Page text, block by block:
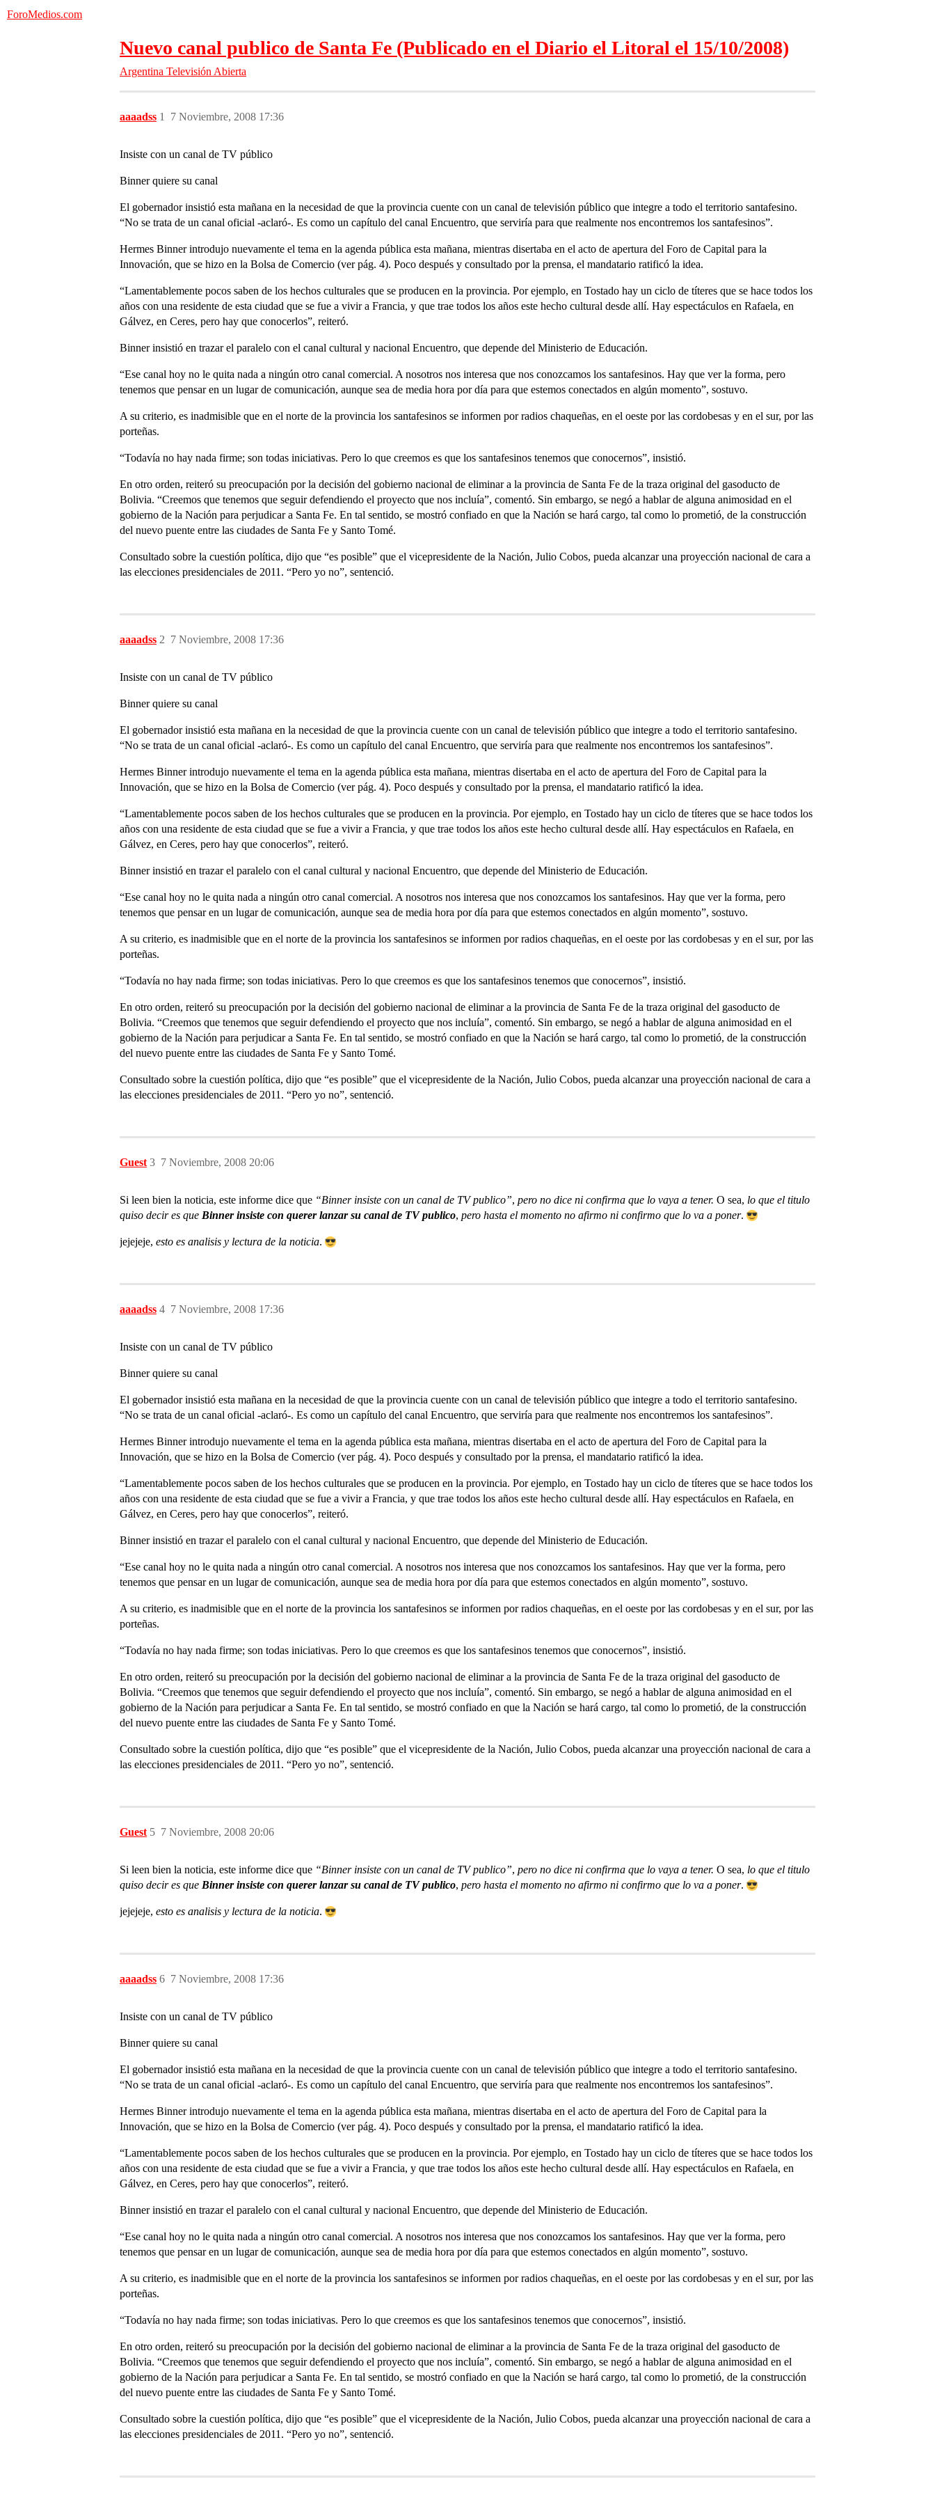
ForoMedios.com
Nuevo canal publico de Santa Fe (Publicado en el Diario el Litoral el 15/10/2008)
Argentina Televisión Abierta
aaaadss 7 Noviembre, 2008 17:36
1
Insiste con un canal de TV público
Binner quiere su canal
El gobernador insistió esta mañana en la necesidad de que la provincia cuente con un canal de televisión público que integre a todo el territorio santafesino.
“No se trata de un canal oficial -aclaró-. Es como un capítulo del canal Encuentro, que serviría para que realmente nos encontremos los santafesinos”.
Hermes Binner introdujo nuevamente el tema en la agenda pública esta mañana, mientras disertaba en el acto de apertura del Foro de Capital para la
Innovación, que se hizo en la Bolsa de Comercio (ver pág. 4). Poco después y consultado por la prensa, el mandatario ratificó la idea.
“Lamentablemente pocos saben de los hechos culturales que se producen en la provincia. Por ejemplo, en Tostado hay un ciclo de títeres que se hace todos los
años con una residente de esta ciudad que se fue a vivir a Francia, y que trae todos los años este hecho cultural desde allí. Hay espectáculos en Rafaela, en
Gálvez, en Ceres, pero hay que conocerlos”, reiteró.
Binner insistió en trazar el paralelo con el canal cultural y nacional Encuentro, que depende del Ministerio de Educación.
“Ese canal hoy no le quita nada a ningún otro canal comercial. A nosotros nos interesa que nos conozcamos los santafesinos. Hay que ver la forma, pero
tenemos que pensar en un lugar de comunicación, aunque sea de media hora por día para que estemos conectados en algún momento”, sostuvo.
A su criterio, es inadmisible que en el norte de la provincia los santafesinos se informen por radios chaqueñas, en el oeste por las cordobesas y en el sur, por las
porteñas.
“Todavía no hay nada firme; son todas iniciativas. Pero lo que creemos es que los santafesinos tenemos que conocernos”, insistió.
En otro orden, reiteró su preocupación por la decisión del gobierno nacional de eliminar a la provincia de Santa Fe de la traza original del gasoducto de
Bolivia. “Creemos que tenemos que seguir defendiendo el proyecto que nos incluía”, comentó. Sin embargo, se negó a hablar de alguna animosidad en el
gobierno de la Nación para perjudicar a Santa Fe. En tal sentido, se mostró confiado en que la Nación se hará cargo, tal como lo prometió, de la construcción
del nuevo puente entre las ciudades de Santa Fe y Santo Tomé.
Consultado sobre la cuestión política, dijo que “es posible” que el vicepresidente de la Nación, Julio Cobos, pueda alcanzar una proyección nacional de cara a
las elecciones presidenciales de 2011. “Pero yo no”, sentenció.
aaaadss 7 Noviembre, 2008 17:36
2
Insiste con un canal de TV público
Binner quiere su canal
El gobernador insistió esta mañana en la necesidad de que la provincia cuente con un canal de televisión público que integre a todo el territorio santafesino.
“No se trata de un canal oficial -aclaró-. Es como un capítulo del canal Encuentro, que serviría para que realmente nos encontremos los santafesinos”.
Hermes Binner introdujo nuevamente el tema en la agenda pública esta mañana, mientras disertaba en el acto de apertura del Foro de Capital para la
Innovación, que se hizo en la Bolsa de Comercio (ver pág. 4). Poco después y consultado por la prensa, el mandatario ratificó la idea.
“Lamentablemente pocos saben de los hechos culturales que se producen en la provincia. Por ejemplo, en Tostado hay un ciclo de títeres que se hace todos los
años con una residente de esta ciudad que se fue a vivir a Francia, y que trae todos los años este hecho cultural desde allí. Hay espectáculos en Rafaela, en
Gálvez, en Ceres, pero hay que conocerlos”, reiteró.
Binner insistió en trazar el paralelo con el canal cultural y nacional Encuentro, que depende del Ministerio de Educación.
“Ese canal hoy no le quita nada a ningún otro canal comercial. A nosotros nos interesa que nos conozcamos los santafesinos. Hay que ver la forma, pero
tenemos que pensar en un lugar de comunicación, aunque sea de media hora por día para que estemos conectados en algún momento”, sostuvo.
A su criterio, es inadmisible que en el norte de la provincia los santafesinos se informen por radios chaqueñas, en el oeste por las cordobesas y en el sur, por las
porteñas.
“Todavía no hay nada firme; son todas iniciativas. Pero lo que creemos es que los santafesinos tenemos que conocernos”, insistió.
En otro orden, reiteró su preocupación por la decisión del gobierno nacional de eliminar a la provincia de Santa Fe de la traza original del gasoducto de
Bolivia. “Creemos que tenemos que seguir defendiendo el proyecto que nos incluía”, comentó. Sin embargo, se negó a hablar de alguna animosidad en el
gobierno de la Nación para perjudicar a Santa Fe. En tal sentido, se mostró confiado en que la Nación se hará cargo, tal como lo prometió, de la construcción
del nuevo puente entre las ciudades de Santa Fe y Santo Tomé.
Consultado sobre la cuestión política, dijo que “es posible” que el vicepresidente de la Nación, Julio Cobos, pueda alcanzar una proyección nacional de cara a
las elecciones presidenciales de 2011. “Pero yo no”, sentenció.
Guest 7 Noviembre, 2008 20:06
3
Si leen bien la noticia, este informe dice que “Binner insiste con un canal de TV publico”, pero no dice ni confirma que lo vaya a tener. O sea, lo que el titulo
quiso decir es que Binner insiste con querer lanzar su canal de TV publico, pero hasta el momento no afirmo ni confirmo que lo va a poner.
jejejeje, esto es analisis y lectura de la noticia.
aaaadss 7 Noviembre, 2008 17:36
4
Insiste con un canal de TV público
Binner quiere su canal
El gobernador insistió esta mañana en la necesidad de que la provincia cuente con un canal de televisión público que integre a todo el territorio santafesino.
“No se trata de un canal oficial -aclaró-. Es como un capítulo del canal Encuentro, que serviría para que realmente nos encontremos los santafesinos”.
Hermes Binner introdujo nuevamente el tema en la agenda pública esta mañana, mientras disertaba en el acto de apertura del Foro de Capital para la
Innovación, que se hizo en la Bolsa de Comercio (ver pág. 4). Poco después y consultado por la prensa, el mandatario ratificó la idea.
“Lamentablemente pocos saben de los hechos culturales que se producen en la provincia. Por ejemplo, en Tostado hay un ciclo de títeres que se hace todos los
años con una residente de esta ciudad que se fue a vivir a Francia, y que trae todos los años este hecho cultural desde allí. Hay espectáculos en Rafaela, en
Gálvez, en Ceres, pero hay que conocerlos”, reiteró.
Binner insistió en trazar el paralelo con el canal cultural y nacional Encuentro, que depende del Ministerio de Educación.
“Ese canal hoy no le quita nada a ningún otro canal comercial. A nosotros nos interesa que nos conozcamos los santafesinos. Hay que ver la forma, pero
tenemos que pensar en un lugar de comunicación, aunque sea de media hora por día para que estemos conectados en algún momento”, sostuvo.
A su criterio, es inadmisible que en el norte de la provincia los santafesinos se informen por radios chaqueñas, en el oeste por las cordobesas y en el sur, por las
porteñas.
“Todavía no hay nada firme; son todas iniciativas. Pero lo que creemos es que los santafesinos tenemos que conocernos”, insistió.
En otro orden, reiteró su preocupación por la decisión del gobierno nacional de eliminar a la provincia de Santa Fe de la traza original del gasoducto de
Bolivia. “Creemos que tenemos que seguir defendiendo el proyecto que nos incluía”, comentó. Sin embargo, se negó a hablar de alguna animosidad en el
gobierno de la Nación para perjudicar a Santa Fe. En tal sentido, se mostró confiado en que la Nación se hará cargo, tal como lo prometió, de la construcción
del nuevo puente entre las ciudades de Santa Fe y Santo Tomé.
Consultado sobre la cuestión política, dijo que “es posible” que el vicepresidente de la Nación, Julio Cobos, pueda alcanzar una proyección nacional de cara a
las elecciones presidenciales de 2011. “Pero yo no”, sentenció.
Guest 7 Noviembre, 2008 20:06
5
Si leen bien la noticia, este informe dice que “Binner insiste con un canal de TV publico”, pero no dice ni confirma que lo vaya a tener. O sea, lo que el titulo
quiso decir es que Binner insiste con querer lanzar su canal de TV publico, pero hasta el momento no afirmo ni confirmo que lo va a poner.
jejejeje, esto es analisis y lectura de la noticia.
aaaadss 7 Noviembre, 2008 17:36
6
Insiste con un canal de TV público
Binner quiere su canal
El gobernador insistió esta mañana en la necesidad de que la provincia cuente con un canal de televisión público que integre a todo el territorio santafesino.
“No se trata de un canal oficial -aclaró-. Es como un capítulo del canal Encuentro, que serviría para que realmente nos encontremos los santafesinos”.
Hermes Binner introdujo nuevamente el tema en la agenda pública esta mañana, mientras disertaba en el acto de apertura del Foro de Capital para la
Innovación, que se hizo en la Bolsa de Comercio (ver pág. 4). Poco después y consultado por la prensa, el mandatario ratificó la idea.
“Lamentablemente pocos saben de los hechos culturales que se producen en la provincia. Por ejemplo, en Tostado hay un ciclo de títeres que se hace todos los
años con una residente de esta ciudad que se fue a vivir a Francia, y que trae todos los años este hecho cultural desde allí. Hay espectáculos en Rafaela, en
Gálvez, en Ceres, pero hay que conocerlos”, reiteró.
Binner insistió en trazar el paralelo con el canal cultural y nacional Encuentro, que depende del Ministerio de Educación.
“Ese canal hoy no le quita nada a ningún otro canal comercial. A nosotros nos interesa que nos conozcamos los santafesinos. Hay que ver la forma, pero
tenemos que pensar en un lugar de comunicación, aunque sea de media hora por día para que estemos conectados en algún momento”, sostuvo.
A su criterio, es inadmisible que en el norte de la provincia los santafesinos se informen por radios chaqueñas, en el oeste por las cordobesas y en el sur, por las
porteñas.
“Todavía no hay nada firme; son todas iniciativas. Pero lo que creemos es que los santafesinos tenemos que conocernos”, insistió.
En otro orden, reiteró su preocupación por la decisión del gobierno nacional de eliminar a la provincia de Santa Fe de la traza original del gasoducto de
Bolivia. “Creemos que tenemos que seguir defendiendo el proyecto que nos incluía”, comentó. Sin embargo, se negó a hablar de alguna animosidad en el
gobierno de la Nación para perjudicar a Santa Fe. En tal sentido, se mostró confiado en que la Nación se hará cargo, tal como lo prometió, de la construcción
del nuevo puente entre las ciudades de Santa Fe y Santo Tomé.
Consultado sobre la cuestión política, dijo que “es posible” que el vicepresidente de la Nación, Julio Cobos, pueda alcanzar una proyección nacional de cara a
las elecciones presidenciales de 2011. “Pero yo no”, sentenció.